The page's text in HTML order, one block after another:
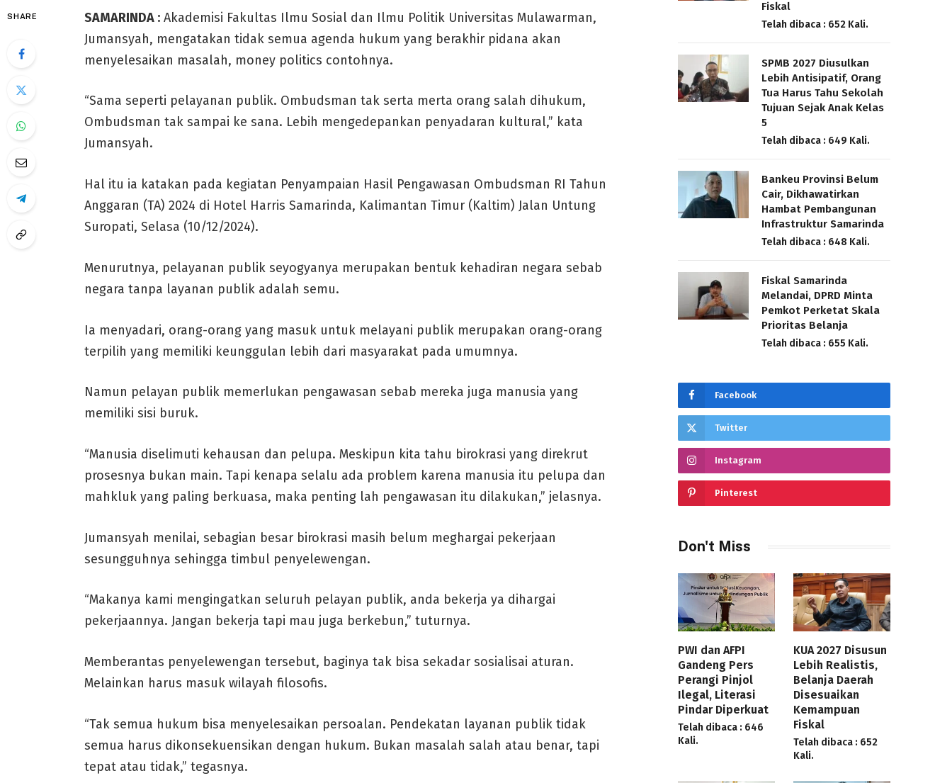
SHARE SAMARINDA :Akademisi Fakultas Ilmu Sosial dan Ilmu Politik Universitas Mulawarman,
Jumansyah, mengatakan tidak semua agenda hukum yang berakhir pidana akan
menyelesaikan masalah, money politics contohnya.
“Sama seperti pelayanan publik. Ombudsman tak serta merta orang salah dihukum,
Ombudsman tak sampai ke sana. Lebih mengedepankan penyadaran kultural,” kata
Jumansyah.
Hal itu ia katakan pada kegiatan Penyampaian Hasil Pengawasan Ombudsman RI Tahun
Anggaran (TA) 2024 di Hotel Harris Samarinda, Kalimantan Timur (Kaltim) Jalan Untung
Suropati, Selasa (10/12/2024).
Menurutnya, pelayanan publik seyogyanya merupakan bentuk kehadiran negara sebab
negara tanpa layanan publik adalah semu.
Ia menyadari, orang-orang yang masuk untuk melayani publik merupakan orang-orang
terpilih yang memiliki keunggulan lebih dari masyarakat pada umumnya.
Namun pelayan publik memerlukan pengawasan sebab mereka juga manusia yang
memiliki sisi buruk.
“Manusia diselimuti kehausan dan pelupa. Meskipun kita tahu birokrasi yang direkrut
prosesnya bukan main. Tapi kenapa selalu ada problem karena manusia itu pelupa dan
mahkluk yang paling berkuasa, maka penting lah pengawasan itu dilakukan,” jelasnya.
Jumansyah menilai, sebagian besar birokrasi masih belum meghargai pekerjaan
sesungguhnya sehingga timbul penyelewengan.
“Makanya kami mengingatkan seluruh pelayan publik, anda bekerja ya dihargai
pekerjaannya. Jangan bekerja tapi mau juga berkebun,” tuturnya.
Memberantas penyelewengan tersebut, baginya tak bisa sekadar sosialisai aturan.
Melainkan harus masuk wilayah filosofis.
“Tak semua hukum bisa menyelesaikan persoalan. Pendekatan layanan publik tidak
semua harus dikonsekuensikan dengan hukum. Bukan masalah salah atau benar, tapi
tepat atau tidak,” tegasnya.
Fiskal
Telah dibaca : 652 Kali.
SPMB 2027 Diusulkan
Lebih Antisipatif, Orang
Tua Harus Tahu Sekolah
Tujuan Sejak Anak Kelas
5
Telah dibaca : 649 Kali.
Bankeu Provinsi Belum
Cair, Dikhawatirkan
Hambat Pembangunan
Infrastruktur Samarinda
Telah dibaca : 648 Kali.
Fiskal Samarinda
Melandai, DPRD Minta
Pemkot Perketat Skala
Prioritas Belanja
Telah dibaca : 655 Kali.
Facebook
Twitter
Instagram
Pinterest
Don't Miss
PWI dan AFPI
Gandeng Pers
Perangi Pinjol
Ilegal, Literasi
Pindar Diperkuat
Telah dibaca : 646
Kali.
KUA 2027 Disusun
Lebih Realistis,
Belanja Daerah
Disesuaikan
Kemampuan
Fiskal
Telah dibaca : 652
Kali.